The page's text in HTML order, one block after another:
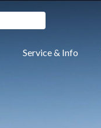
Service & Info